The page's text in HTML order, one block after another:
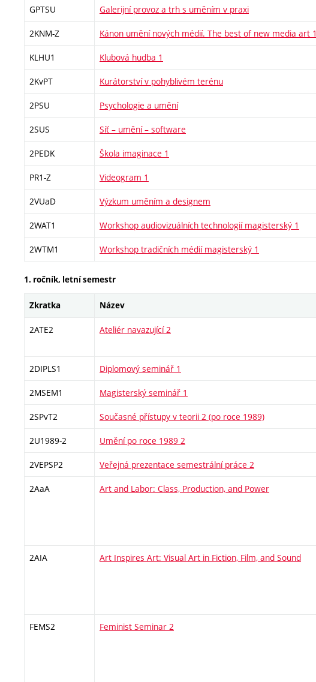
GPTSU Galerijní provoz a trh s uměním v praxi
2KNM-Z Kánon umění nových médií. The best of new media art 1
KLHU1 Klubová hudba 1
2KvPT Kurátorství v pohyblivém terénu
2PSU Psychologie a umění
2SUS Síť – umění – software
2PEDK Škola imaginace 1
PR1-Z Videogram 1
2VUaD Výzkum uměním a designem
2WAT1 Workshop audiovizuálních technologií magisterský 1
2WTM1 Workshop tradičních médií magisterský 1
1. ročník, letní semestr
Zkratka Název
2ATE2 Ateliér navazující 2
2DIPLS1 Diplomový seminář 1
2MSEM1 Magisterský seminář 1
2SPvT2 Současné přístupy v teorii 2 (po roce 1989)
2U1989-2 Umění po roce 1989 2
2VEPSP2 Veřejná prezentace semestrální práce 2
2AaA Art and Labor: Class, Production, and Power
2AIA Art Inspires Art: Visual Art in Fiction, Film, and Sound
FEMS2 Feminist Seminar 2